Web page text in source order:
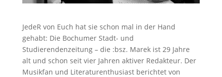
JedeR von Euch hat sie schon mal in der Hand
gehabt: Die Bochumer Stadt- und
Studierendenzeitung – die :bsz. Marek ist 29 Jahre
alt und schon seit vier Jahren aktiver Redakteur. Der
Musikfan und Literaturenthusiast berichtet von